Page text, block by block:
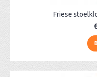
Friese